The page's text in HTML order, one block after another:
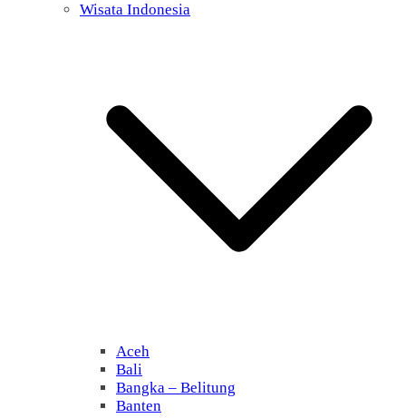
Wisata Indonesia
Aceh
Bali
Bangka – Belitung
Banten